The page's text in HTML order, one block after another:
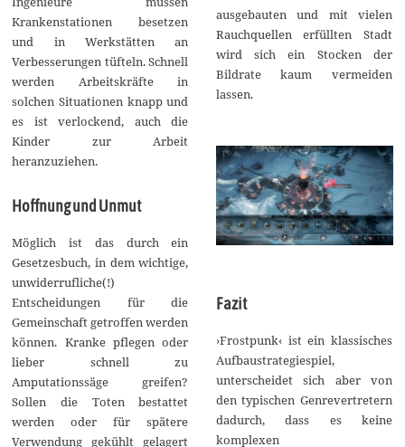
Krankenstationen besetzen
und in Werkstätten an
Verbesserungen tüfteln. Schnell
werden Arbeitskräfte in
solchen Situationen knapp und
es ist verlockend, auch die
Kinder zur Arbeit
heranzuziehen.
Hoffnung und Unmut
Möglich ist das durch ein
Gesetzesbuch, in dem wichtige,
unwiderrufliche(!)
Entscheidungen für die
Gemeinschaft getroffen werden
können. Kranke pflegen oder
lieber schnell zu
Amputationssäge greifen?
Sollen die Toten bestattet
werden oder für spätere
Verwendung gekühlt gelagert
ausgebauten und mit vielen
Rauchquellen erfüllten Stadt
wird sich ein Stocken der
Bildrate kaum vermeiden
lassen.
Fazit
›Frostpunk‹ ist ein klassisches
Aufbaustrategiespiel,
unterscheidet sich aber von
den typischen Genrevertretern
dadurch, dass es keine
komplexen